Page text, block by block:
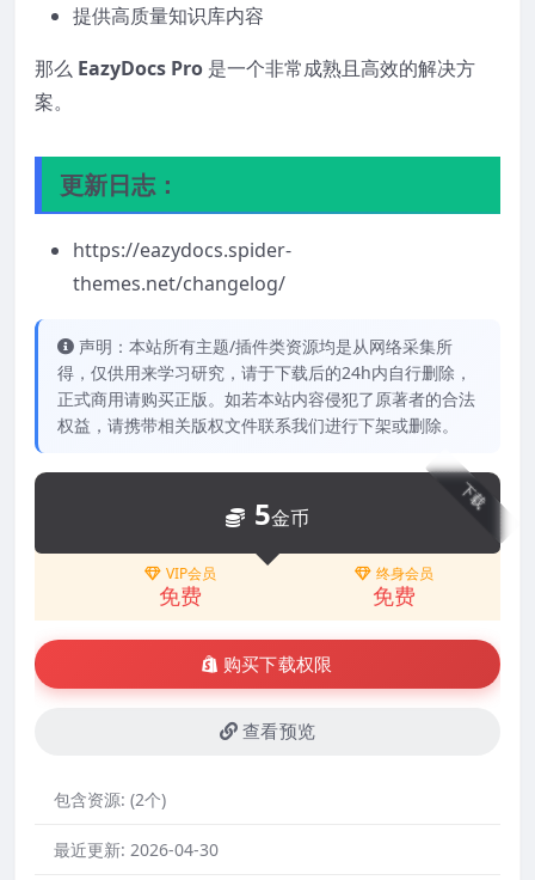
提供高质量知识库内容
那么 EazyDocs Pro 是一个非常成熟且高效的解决方
案。
更新日志：
https://eazydocs.spider-
themes.net/changelog/
声明：本站所有主题/插件类资源均是从网络采集所
得，仅供用来学习研究，请于下载后的24h内自行删除，
正式商用请购买正版。如若本站内容侵犯了原著者的合法
权益，请携带相关版权文件联系我们进行下架或删除。
下载
5金币
VIP会员
免费
终身会员
免费
购买下载权限
查看预览
包含资源: (2个)
最近更新: 2026-04-30